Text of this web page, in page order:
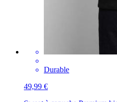
Durable
49,99 €